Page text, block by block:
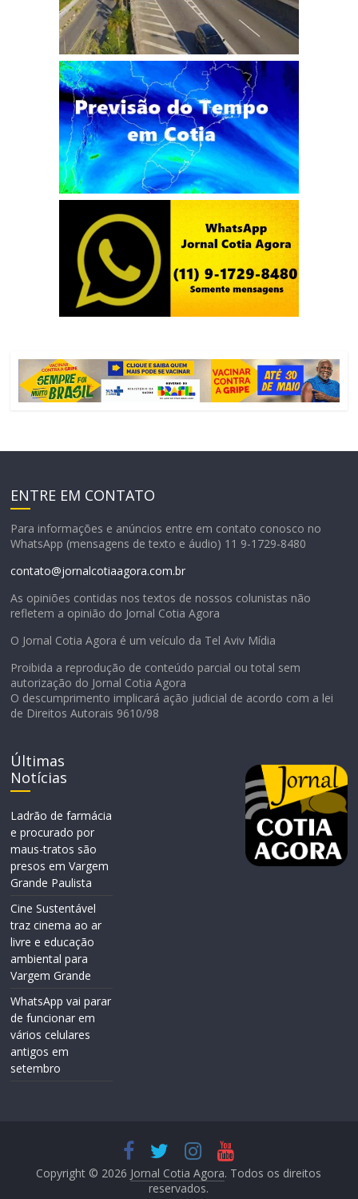
ENTRE EM CONTATO
Para informações e anúncios entre em contato conosco no
WhatsApp (mensagens de texto e áudio) 11 9-1729-8480
contato@jornalcotiaagora.com.br
As opiniões contidas nos textos de nossos colunistas não
refletem a opinião do Jornal Cotia Agora
O Jornal Cotia Agora é um veículo da Tel Aviv Mídia
Proibida a reprodução de conteúdo parcial ou total sem
autorização do Jornal Cotia Agora
O descumprimento implicará ação judicial de acordo com a lei
de Direitos Autorais 9610/98
Últimas
Notícias
Ladrão de farmácia
e procurado por
maus-tratos são
presos em Vargem
Grande Paulista
Cine Sustentável
traz cinema ao ar
livre e educação
ambiental para
Vargem Grande
WhatsApp vai parar
de funcionar em
vários celulares
antigos em
setembro
Copyright © 2026 Jornal Cotia Agora. Todos os direitos
reservados.